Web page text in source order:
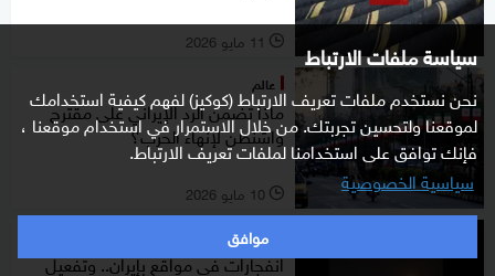
سياسة ملفات الارتباط
نحن نستخدم ملفات تعريف الارتباط (كوكيز) لفهم كيفية استخدامك
لموقعنا ولتحسين تجربتك. من خلال الاستمرار في استخدام موقعنا ،
فإنك توافق على استخدامنا لملفات تعريف الارتباط.
سياسية الخصوصية
موافق
l 11 مايو 2026
عالم
ماذا تضمن الرد الإيراني على مقترح
واشنطن لإنهاء الحرب؟
l 10 مايو 2026
عالم
انفجارات في مواقع بإيران.. وتفعيل